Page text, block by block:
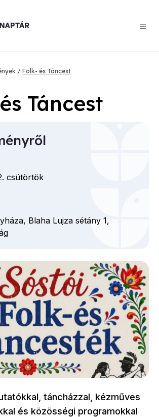
Folk- és Táncest
Táncest
táncházzal, kézműves
és közösségi programokkal
csütörtök
Blaha Lujza sétány 1,